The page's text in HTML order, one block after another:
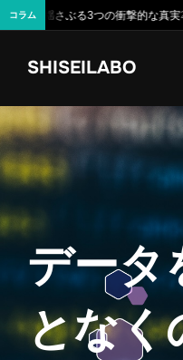
コラム
績】八幡平ライジングサンホテ
ン
ツ
へ
キ
SHISEILABO
データ
となく